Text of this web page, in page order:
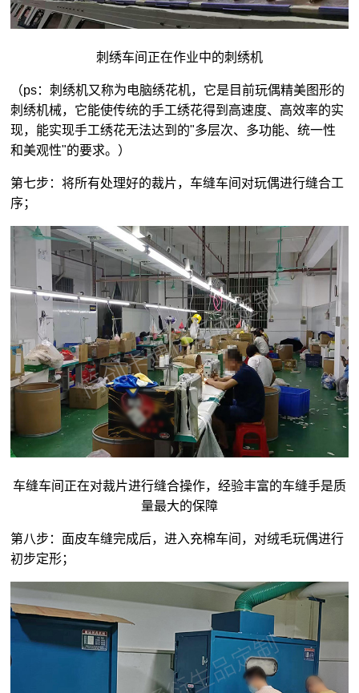
刺绣车间正在作业中的刺绣机
（ps：刺绣机又称为电脑绣花机，它是目前玩偶精美图形的
刺绣机械，它能使传统的手工绣花得到高速度、高效率的实
现，能实现手工绣花无法达到的"多层次、多功能、统一性
和美观性"的要求。）
第七步：将所有处理好的裁片，车缝车间对玩偶进行缝合工
序；
车缝车间正在对裁片进行缝合操作，经验丰富的车缝手是质
量最大的保障
第八步：面皮车缝完成后，进入充棉车间，对绒毛玩偶进行
初步定形；